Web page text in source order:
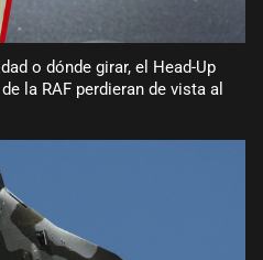
o dónde girar, el Head-Up
la RAF perdieran de vista al